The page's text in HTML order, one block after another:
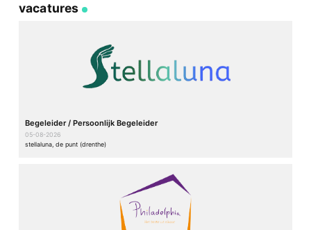
vacatures
Begeleider / Persoonlijk Begeleider
05-08-2026
stellaluna, de punt (drenthe)